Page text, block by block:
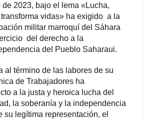
2023, bajo el lema «Lucha,
vidas» ha exigido a la
militar marroquí del Sáhara
del derecho a la
del Pueblo Saharaui.
al término de las labores de su
de Trabajadores ha
a la justa y heroica lucha del
la soberanía y la independencia
legítima representación, el